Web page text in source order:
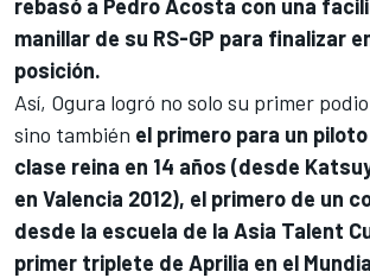
rebasó a Pedro Acosta con una
manillar de su RS-GP para finalizar
posición.
Así, Ogura logró no solo su primer
sino también el primero para un
clase reina en 14 años (desde
en Valencia 2012), el primero de un
desde la escuela de la Asia Talent
primer triplete de Aprilia en el